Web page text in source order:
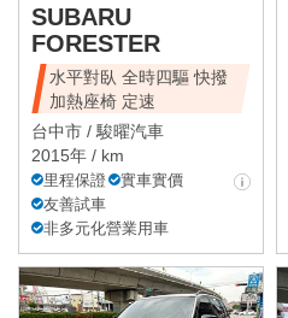
SUBARU
FORESTER
水平對臥 全時四驅 快撥
加熱座椅 定速
台中市 / 駿曜汽車
2015年 / km
里程保證
實車實價
友善試車
非多元化營業用車